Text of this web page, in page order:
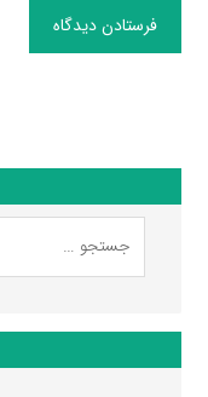
فرستادن دیدگاه